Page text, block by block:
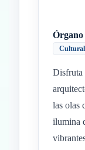
Órgano
Disfruta
las olas
ilumina